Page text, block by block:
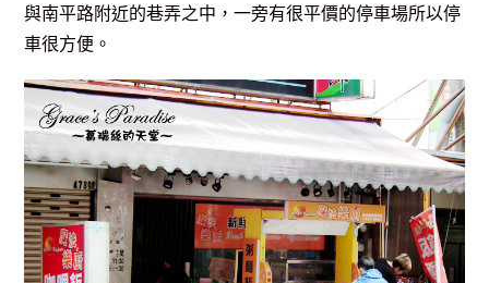
與南平路附近的巷弄之中，一旁有很平價的停車場所以停
車很方便。